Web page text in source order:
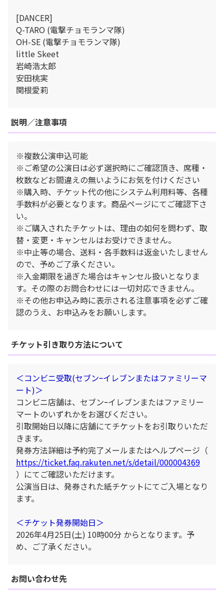
[DANCER]
Q-TARO (電撃チョモランマ隊)
OH-SE (電撃チョモランマ隊)
little Skeet
岩崎浩太郎
安田桃実
関根愛莉
説明／注意事項
※複数公演申込可能
※ご希望の公演日は必ず選択時にご確認頂き、席種・
枚数などお間違えの無いようにお気を付けください
※購入時、チケット代の他にシステム利用料等、各種
手数料が必要となります。商品ページにてご確認下さ
い。
※ご購入されたチケットは、理由の如何を問わず、取
替・変更・キャンセルはお受けできません。
※中止等の場合、送料・各手数料は返金いたしません
ので、予めご了承ください。
※入金期限を過ぎた場合はキャンセル扱いとなりま
す。その際のお問合わせには一切対応できません。
※その他お申込み時に表示される注意事項を必ずご確
認のうえ、お申込みをお願いします。
チケット引き取り方法について
＜コンビニ受取(セブンｰイレブンまたはファミリーマ
ート)＞
コンビニ店舗は、セブンｰイレブンまたはファミリー
マートのいずれかをお選びください。
引取開始日以降に店舗にてチケットをお引取りいただ
きます。
発券方法詳細は予約完了メールまたはヘルプページ（
https://ticket.faq.rakuten.net/s/detail/000004369
）にてご確認いただけます。
公演当日は、発券された紙チケットにてご入場となり
ます。
＜チケット発券開始日＞
2026年4月25日(土) 10時00分 からとなります。予
め、ご了承ください。
お問い合わせ先